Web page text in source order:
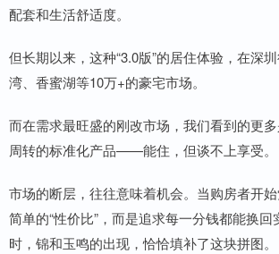
配套和生活舒适度。
但长期以来，这种“3.0版”的居住体验，在深
湾、香蜜湖等10万+的豪宅市场。
而在需求最旺盛的刚改市场，我们看到的更
周转的标准化产品——能住，但谈不上享受。
市场的断层，往往意味着机会。当购房者开
简单的“性价比”，而是追求每一分钱都能换
时，锦和玉鸣的出现，恰恰填补了这块拼图。